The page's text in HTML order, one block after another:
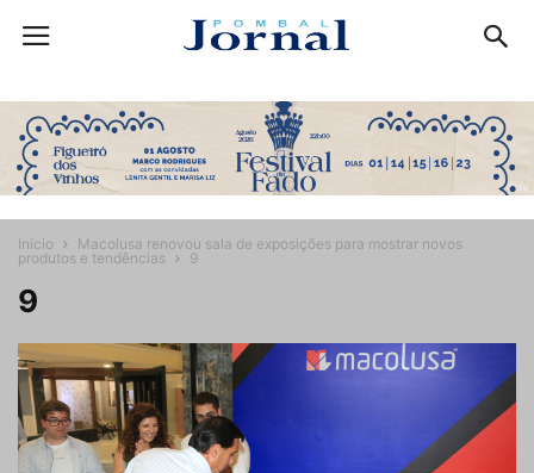
Início
Macolusa renovou sala de exposições para mostrar novos
produtos e tendências
9
9